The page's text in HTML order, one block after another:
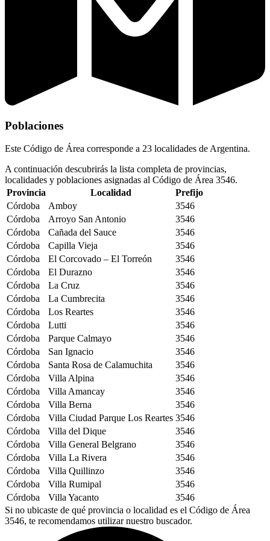
Poblaciones
Este Código de Área corresponde a 23 localidades de Argentina.
A continuación descubrirás la lista completa de provincias,
localidades y poblaciones asignadas al Código de Área 3546.
Provincia
Localidad
Prefijo
Córdoba
Amboy
3546
Córdoba
Arroyo San Antonio
3546
Córdoba
Cañada del Sauce
3546
Córdoba
Capilla Vieja
3546
Córdoba
El Corcovado – El Torreón
3546
Córdoba
El Durazno
3546
Córdoba
La Cruz
3546
Córdoba
La Cumbrecita
3546
Córdoba
Los Reartes
3546
Córdoba
Lutti
3546
Córdoba
Parque Calmayo
3546
Córdoba
San Ignacio
3546
Córdoba
Santa Rosa de Calamuchita
3546
Córdoba
Villa Alpina
3546
Córdoba
Villa Amancay
3546
Córdoba
Villa Berna
3546
Córdoba
Villa Ciudad Parque Los Reartes 3546
Córdoba
Villa del Dique
3546
Córdoba
Villa General Belgrano
3546
Córdoba
Villa La Rivera
3546
Córdoba
Villa Quillinzo
3546
Córdoba
Villa Rumipal
3546
Córdoba
Villa Yacanto
3546
Si no ubicaste de qué provincia o localidad es el Código de Área
3546, te recomendamos utilizar nuestro buscador.